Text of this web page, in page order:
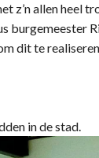
z’n allen heel
burgemeester
dit te
in de stad.